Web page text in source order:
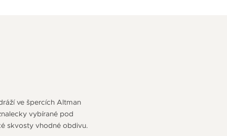
ve špercích Altman
vybírané pod
skvosty vhodné obdivu.